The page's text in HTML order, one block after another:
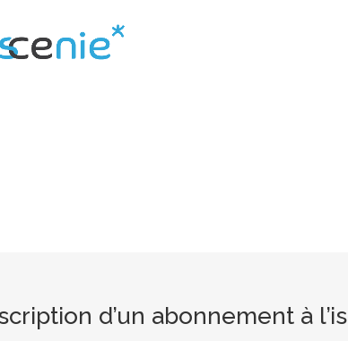
d’un abonnement à